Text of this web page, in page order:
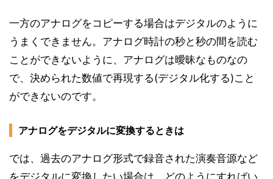
一方のアナログをコピーする場合はデジタルのように
うまくできません。アナログ時計の秒と秒の間を読む
ことができないように、アナログは曖昧なものなの
で、決められた数値で再現する(デジタル化する)こと
ができないのです。
アナログをデジタルに変換するときは
では、過去のアナログ形式で録音された演奏音源など